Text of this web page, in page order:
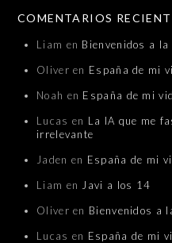
COMENTARIOS
Liam en Bienvenidos a
Oliver en España de mi
Noah en España de mi
Lucas en La IA que me
irrelevante
Jaden en España de mi
Liam en Javi a los 14
Oliver en Bienvenidos a
Lucas en España de mi